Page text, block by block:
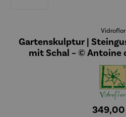
Vidroflor
Gartenskulptur |
mit Schal – © Antoine